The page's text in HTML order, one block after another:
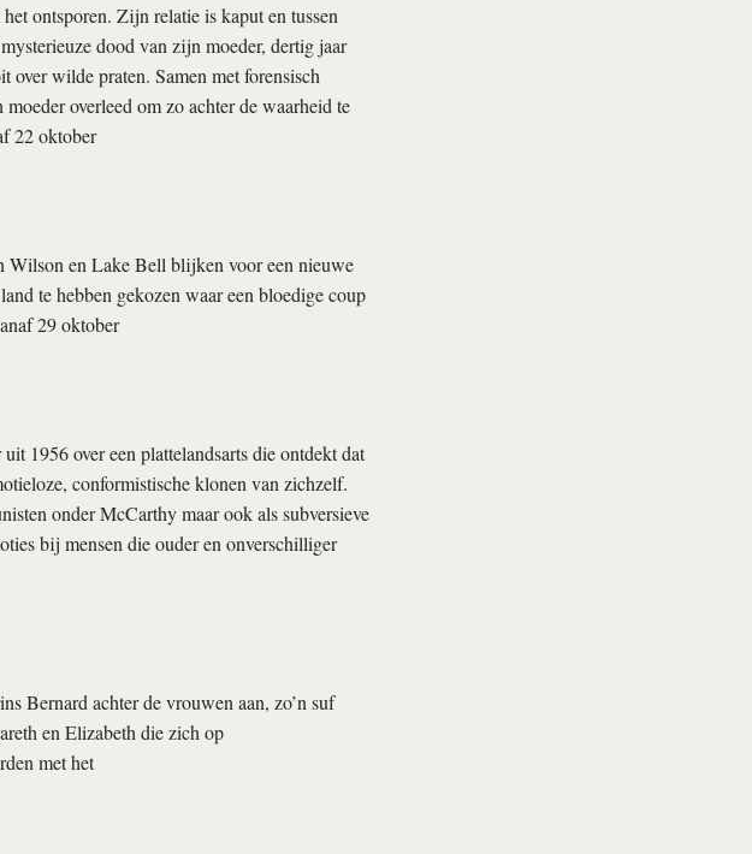
ontsporen. Zijn relatie is kaput en tussen
dood van zijn moeder, dertig jaar
over wilde praten. Samen met forensisch
overleed om zo achter de waarheid te
22 oktober
en Lake Bell blijken voor een nieuwe
te hebben gekozen waar een bloedige coup
29 oktober
1956 over een plattelandsarts die ontdekt dat
conformistische klonen van zichzelf.
onder McCarthy maar ook als sub­versieve
bij mensen die ouder en onverschilliger
Bernard achter de vrouwen aan, zo’n suf
en Elizabeth die zich op
met het